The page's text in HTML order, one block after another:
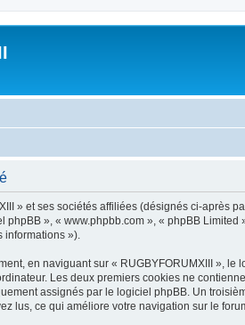
» et ses sociétés affiliées (désignés ci-après
», « www.phpbb.com », « phpBB
informations »).
en naviguant sur « RUGBYFORUMXIII »,
Les deux premiers cookies ne
assignés par le logiciel phpBB. Un
lus, ce qui améliore votre navigation sur le